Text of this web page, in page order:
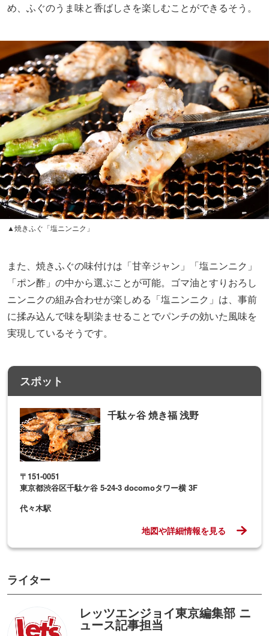
め、ふぐのうま味と香ばしさを楽しむことができるそう。
▲焼きふぐ「塩ニンニク」
また、焼きふぐの味付けは「甘辛ジャン」「塩ニンニク」
「ポン酢」の中から選ぶことが可能。ゴマ油とすりおろし
ニンニクの組み合わせが楽しめる「塩ニンニク」は、事前
に揉み込んで味を馴染ませることでパンチの効いた風味を
実現しているそうです。
スポット
千駄ヶ谷 焼き福 浅野
〒151-0051
東京都渋谷区千駄ケ谷 5-24-3 docomoタワー横 3F
代々木駅
地図や詳細情報を見る
ライター
レッツエンジョイ東京編集部 ニ
ュース記事担当